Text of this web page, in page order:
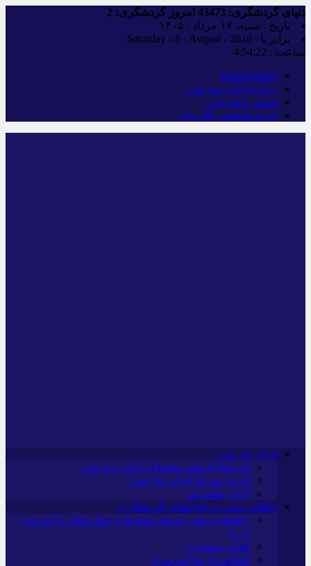
دنیای گردشگری: امروز گردشگری:
تاریخ : شنبه, ۱۷ مرداد , ۱۴۰۵
برابر با : Saturday - 8 - August - 2026
ساعت : 4:54:23
iranwaytours
درباره ایران وی تورز
تماس با سردبیر
حریم شخصی کاربران
ایران وی تورز
شرایط بازنشر محتوا در ایران وی تورز
خرید رپورتاژ ایران وی تورز
ایران سفر تور
جاهای دیدنی و جاذبه‌های گردشگری
راهنمای سفر (تورها و هتل‌ها و حمل‌و‌نقل و آموزشی
و…)
غذا و رستوران
کشاورزی و دامپروری